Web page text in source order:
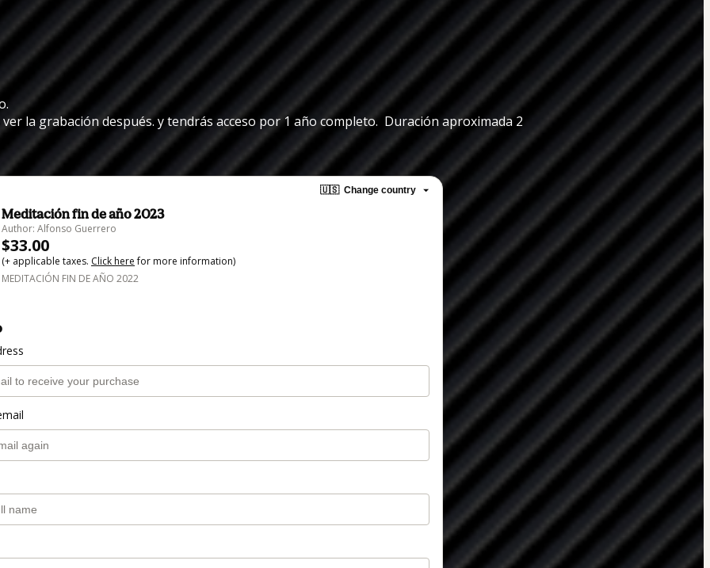
la grabación después. y tendrás acceso por 1 año completo.  Duración aproximada 2
🇺🇸 Change country
Meditación fin de año 2023
Author: Alfonso Guerrero
$33.00
(+ applicable taxes. Click herefor more information)
MEDITACIÓN FIN DE AÑO 2022